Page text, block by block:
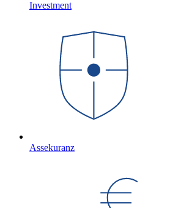
Investment
Assekuranz